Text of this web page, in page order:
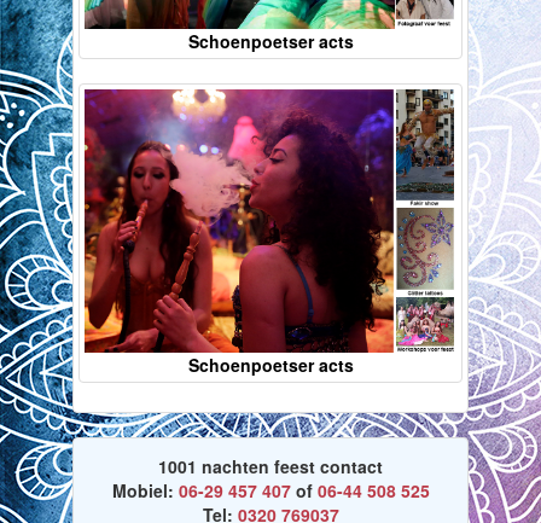
Schoenpoetser acts
Schoenpoetser acts
1001 nachten feest contact
Mobiel: 06-29 457 407of 06-44 508 525
Tel: 0320 769037